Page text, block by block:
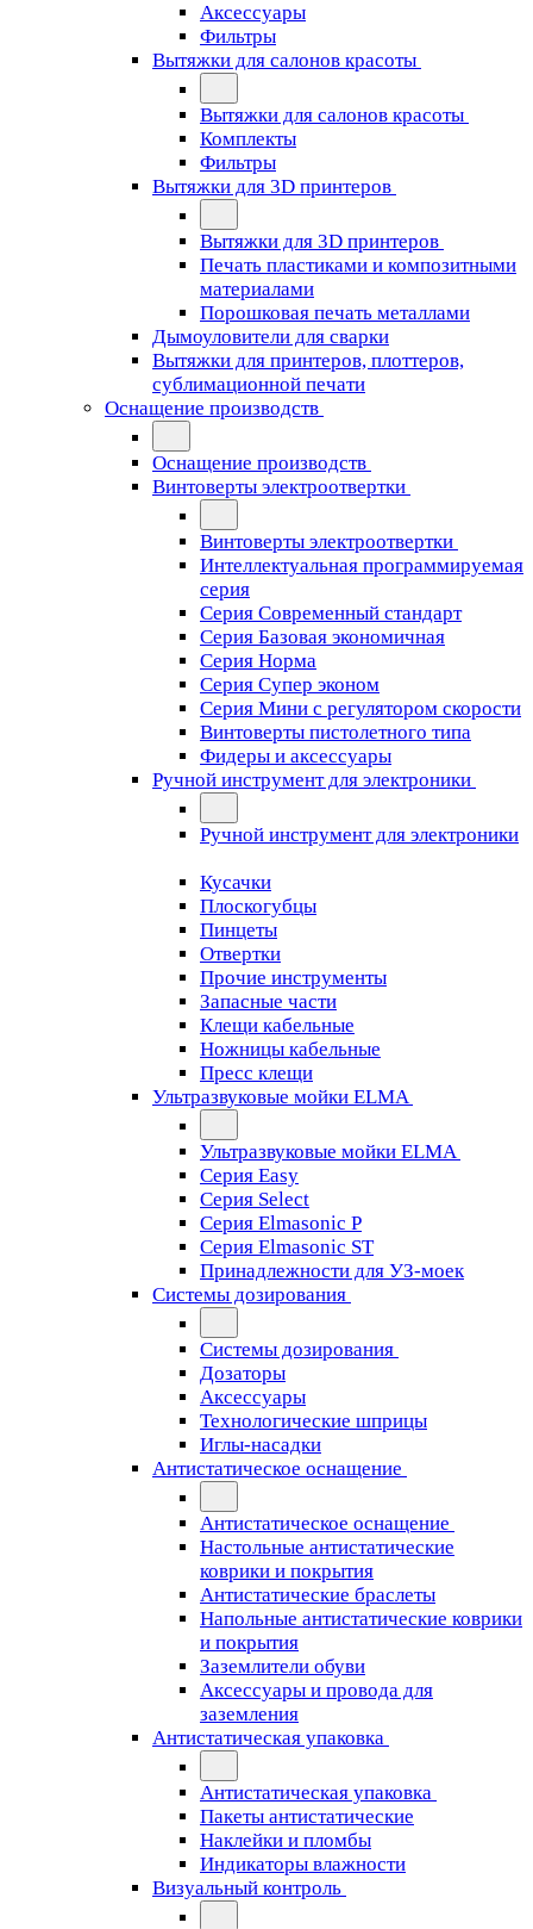
Аксессуары
Фильтры
Вытяжки для салонов красоты
Вытяжки для салонов красоты
Комплекты
Фильтры
Вытяжки для 3D принтеров
Вытяжки для 3D принтеров
Печать пластиками и композитными
материалами
Порошковая печать металлами
Дымоуловители для сварки
Вытяжки для принтеров, плоттеров,
сублимационной печати
Оснащение производств
Оснащение производств
Винтоверты электроотвертки
Винтоверты электроотвертки
Интеллектуальная программируемая
серия
Серия Современный стандарт
Серия Базовая экономичная
Серия Норма
Серия Cупер эконом
Серия Мини с регулятором скорости
Винтоверты пистолетного типа
Фидеры и аксессуары
Ручной инструмент для электроники
Ручной инструмент для электроники
Кусачки
Плоскогубцы
Пинцеты
Отвертки
Прочие инструменты
Запасные части
Клещи кабельные
Ножницы кабельные
Пресс клещи
Ультразвуковые мойки ELMA
Ультразвуковые мойки ELMA
Серия Easy
Серия Select
Серия Elmasonic P
Серия Elmasonic ST
Принадлежности для УЗ-моек
Системы дозирования
Системы дозирования
Дозаторы
Аксессуары
Технологические шприцы
Иглы-насадки
Антистатическое оснащение
Антистатическое оснащение
Настольные антистатические
коврики и покрытия
Антистатические браслеты
Напольные антистатические коврики
и покрытия
Заземлители обуви
Аксессуары и провода для
заземления
Антистатическая упаковка
Антистатическая упаковка
Пакеты антистатические
Наклейки и пломбы
Индикаторы влажности
Визуальный контроль